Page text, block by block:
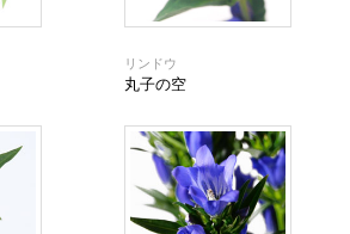
リンドウ
丸子の空